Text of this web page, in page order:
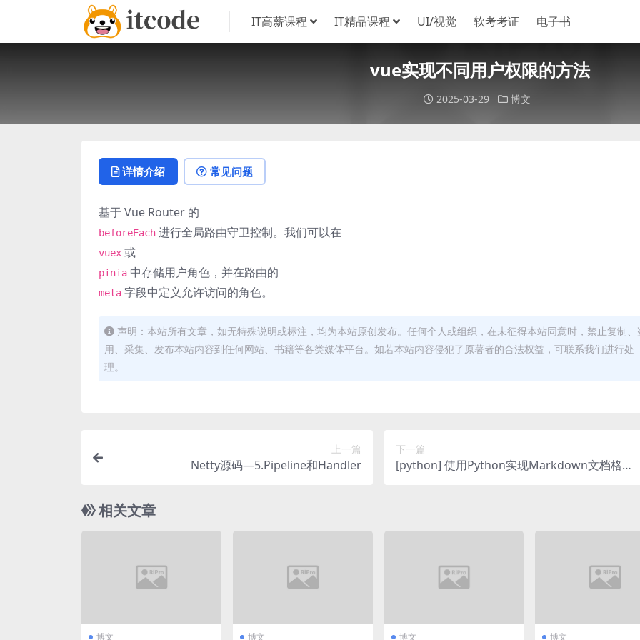
IT高薪课程 IT精品课程 UI/视觉 软考考证 电子书
vue实现不同用户权限的方法
2025-03-29 博文
详情介绍 常见问题
基于 Vue Router 的
beforeEach 进行全局路由守卫控制。我们可以在
vuex 或
pinia 中存储用户角色，并在路由的
meta 字段中定义允许访问的角色。
声明：本站所有文章，如无特殊说明或标注，均为本站原创发布。任何个人或组织，在未征得本站同意时，禁止复制、
用、采集、发布本站内容到任何网站、书籍等各类媒体平台。如若本站内容侵犯了原著者的合法权益，可联系我们进行处
理。
上一篇
Netty源码—5.Pipeline和Handler
下一篇
[python] 使用Python实现Markdown文档格式
相关文章
博文 博文 博文 博文